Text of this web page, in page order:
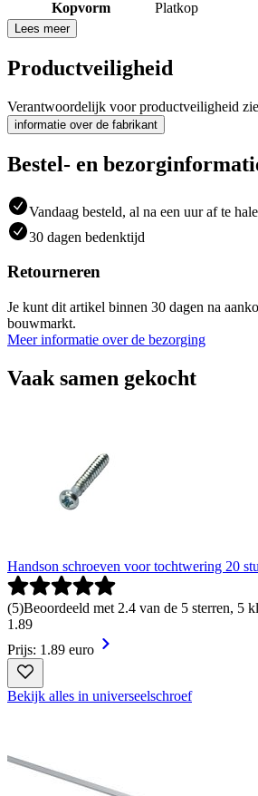
Kopvorm Platkop
Lees meer
Productveiligheid
Verantwoordelijk voor productveiligheid zie
informatie over de fabrikant
Bestel- en
Vandaag besteld, al na een uur af te
30 dagen bedenktijd
Retourneren
Je kunt dit artikel binnen 30 dagen na
bouwmarkt.
Meer informatie over de bezorging
Vaak samen gekocht
Handson schroeven voor tochtwering 20
(5)Beoordeeld met 2.4 van de 5 sterren, 5
1 .89
Prijs: 1.89 euro
Bekijk alles in universeelschroef